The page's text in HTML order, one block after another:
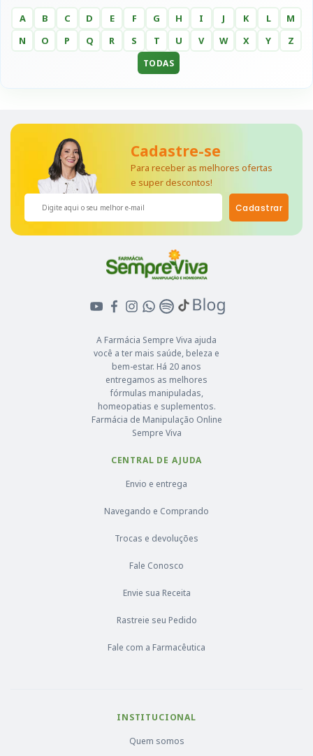
A B C D E F G H I J K L
M
N
O P Q R S T U V W X Y Z
TODAS
A Farmácia Sempre Viva ajuda
você a ter mais saúde, beleza e
bem-estar. Há 20 anos
entregamos as melhores
fórmulas manipuladas,
homeopatias e suplementos.
Farmácia de Manipulação Online
Sempre Viva
CENTRAL DE AJUDA
Envio e entrega
Navegando e Comprando
Trocas e devoluções
Fale Conosco
Envie sua Receita
Rastreie seu Pedido
Fale com a Farmacêutica
INSTITUCIONAL
Quem somos
Cadastre-se
Para receber as melhores ofertas
e super descontos!
Cadastrar